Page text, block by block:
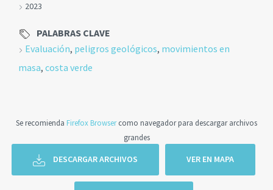
2023
PALABRAS CLAVE
Evaluación, peligros geológicos, movimientos en
masa, costa verde
Se recomienda Firefox Browsercomo navegador para descargar archivos
grandes
DESCARGAR ARCHIVOS VER EN MAPA